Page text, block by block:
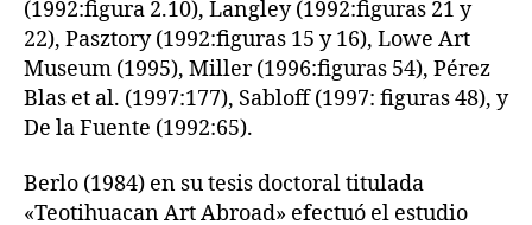
(1992:figura 2.10), Langley (1992:figuras 21 y
22), Pasztory (1992:figuras 15 y 16), Lowe Art
Museum (1995), Miller (1996:figuras 54), Pérez
Blas et al. (1997:177), Sabloff (1997: figuras 48), y
De la Fuente (1992:65).
Berlo (1984) en su tesis doctoral titulada
«Teotihuacan Art Abroad» efectuó el estudio